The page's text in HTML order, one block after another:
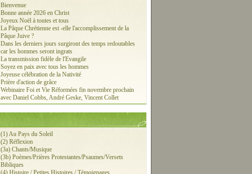
Bienvenue
Bonne année 2026 en Christ
Joyeux Noël à toutes et tous
La Pâque Chrétienne est -elle l'accomplissement de la
Pâque Juive ?
Dans les derniers jours surgiront des temps redoutables
car les hommes seront ingrats
La transmission fidèle de l'Evangile
Soyez en paix avec tous les hommes
Joyeuse célébration de la Nativité
Prière d'action de grâce
Webinaire Foi et Vie Réformées fin novembre prochain
avec Daniel Cobbs, André Geske, Vincent Collet
(1) Au Pays du Soleil
(2) Réflexion
(3a) Chants/Musique
(3b) Poèmes/Prières Protestantes/Psaumes/Versets
Bibliques